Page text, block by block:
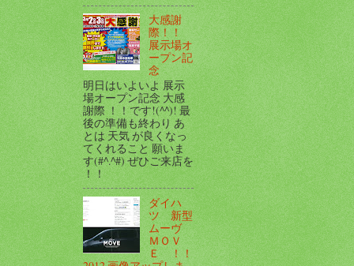
大感謝
際！！
展示場オ
ープン記
念
明日はいよいよ 展示
場オープン記念 大感
謝際 ！！です!(^^)! 最
後の準備も終わり あ
とは 天気 が良くなっ
てくれること 願いま
す(#^.^#) ぜひご来店を
！！
ダイハ
ツ 新型
ムーヴ
ＭＯＶ
Ｅ ！！